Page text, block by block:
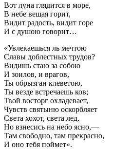
Вот луна глядится в море,
В небе вещая горит,
Видит радость, видит горе
И с душою говорит…
«Увлекаешься ль мечтою
Славы доблестных трудов?
Видишь стаю за собою
И зоилов, и врагов,
Ты обрызган клеветою,
Ты везде встречаешь ков;
Твой восторг охладевает,
Чувств святыню оскорбляет
Света хохот, света лед.
Но взнесись на небо ясно,—
Там свободно, там прекрасно,
И оно тебя поймет».